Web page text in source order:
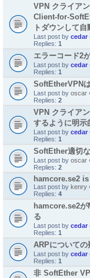
VPN クライア
Client-for-
トダウンして自
Last post by cedar
Replies: 1
エラーコード2
Last post by cedar
Replies: 1
SoftEtherVPN
Last post by oscar
Replies: 2
VPN クライア
するように明示
Last post by cedar
Replies: 1
SoftEther適切
Last post by oscar
Replies: 2
hamcore.se2
Last post by kenry
Replies: 4
hamcore.se2
る
Last post by cedar
Replies: 1
ARPについての
Last post by cedar
Replies: 1
非 SoftEther